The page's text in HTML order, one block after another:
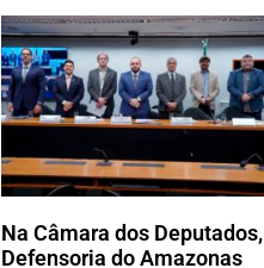
Na Câmara dos Deputados,
Defensoria do Amazonas